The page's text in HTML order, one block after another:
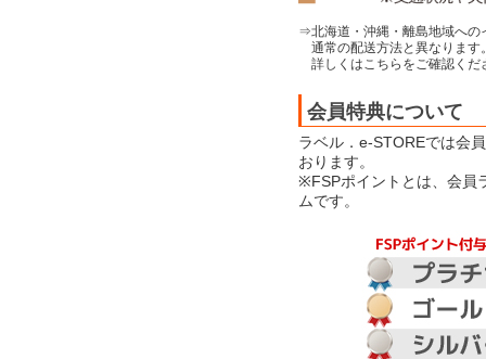
⇒北海道・沖縄・離島地域への
通常の配送方法と異なります
詳しくはこちらをご確認くだ
会員特典について
ラベル．e-STOREでは会
おります。
※FSPポイントとは、会員
ムです。